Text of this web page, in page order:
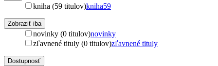
kniha (59 titulov)kniha59
Zobraziť iba
novinky (0 titulov)novinky
zľavnené tituly (0 titulov)zľavnené tituly
Dostupnosť